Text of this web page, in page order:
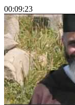
00:09:23